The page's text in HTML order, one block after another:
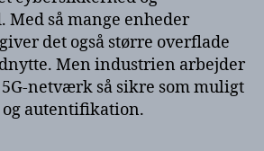
så mange enheder
det også større overflade
Men industrien arbejder
netværk så sikre som muligt
autentifikation.